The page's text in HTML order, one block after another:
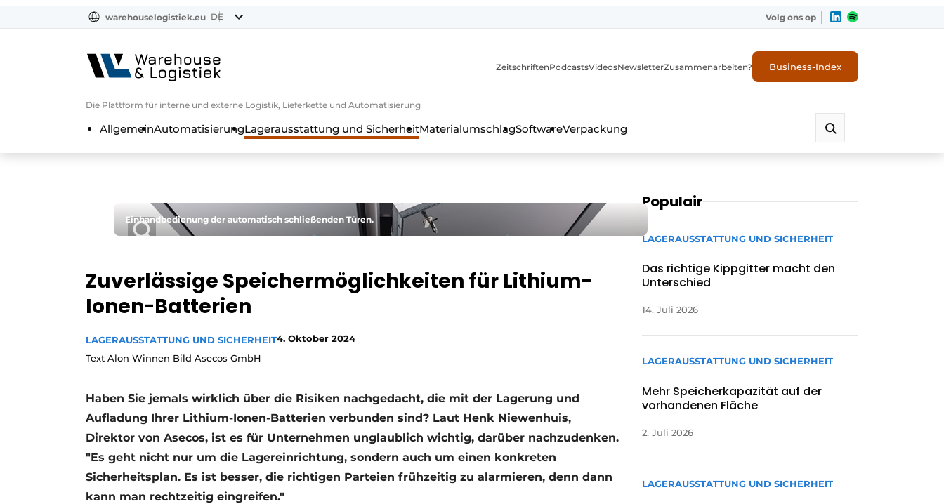
warehouselogistiek.eu DE Volg ons op
Die Plattform für interne und externe Logistik, Lieferkette und Automatisierung
ZeitschriftenPodcastsVideosNewsletterZusammenarbeiten? Business-Index
AllgemeinAutomatisierungLagerausstattung und SicherheitMaterialumschlagSoftwareVerpackung
Einhandbedienung der automatisch schließenden Türen.
Zuverlässige Speichermöglichkeiten für Lithium-
Ionen-Batterien
LAGERAUSSTATTUNG UND SICHERHEIT4. Oktober 2024
Text Alon Winnen Bild Asecos GmbH
Haben Sie jemals wirklich über die Risiken nachgedacht, die mit der Lagerung und
Aufladung Ihrer Lithium-Ionen-Batterien verbunden sind? Laut Henk Niewenhuis,
Direktor von Asecos, ist es für Unternehmen unglaublich wichtig, darüber nachzudenken.
"Es geht nicht nur um die Lagereinrichtung, sondern auch um einen konkreten
Sicherheitsplan. Es ist besser, die richtigen Parteien frühzeitig zu alarmieren, denn dann
kann man rechtzeitig eingreifen."
Populair
LAGERAUSSTATTUNG UND SICHERHEIT
Das richtige Kippgitter macht den
Unterschied
14. Juli 2026
LAGERAUSSTATTUNG UND SICHERHEIT
Mehr Speicherkapazität auf der
vorhandenen Fläche
2. Juli 2026
LAGERAUSSTATTUNG UND SICHERHEIT